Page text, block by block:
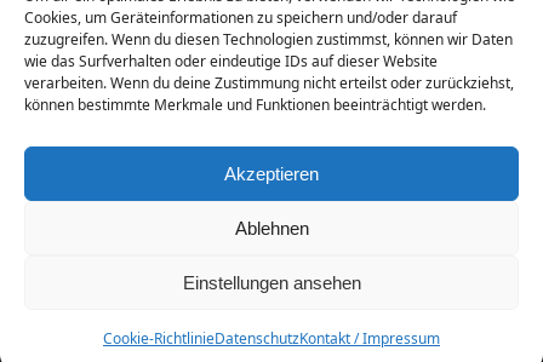
Cookies, um Geräteinformationen zu speichern und/oder darauf
zuzugreifen. Wenn du diesen Technologien zustimmst, können wir Daten
wie das Surfverhalten oder eindeutige IDs auf dieser Website
verarbeiten. Wenn du deine Zustimmung nicht erteilst oder zurückziehst,
können bestimmte Merkmale und Funktionen beeinträchtigt werden.
Akzeptieren
Ablehnen
Einstellungen ansehen
Cookie-RichtlinieDatenschutzKontakt / Impressum
Reserved